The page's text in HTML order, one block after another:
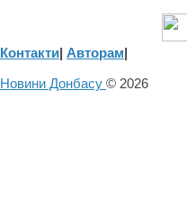
Контакти| Авторам|
Новини Донбасу © 2026